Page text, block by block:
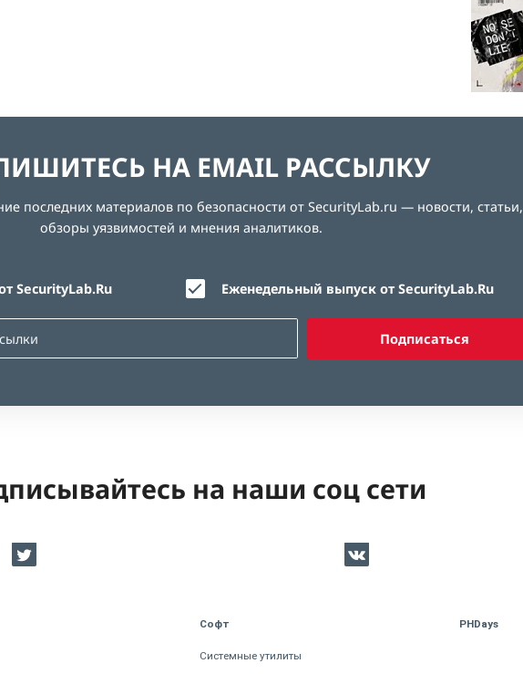
НА EMAIL РАССЫЛКУ
последних материалов по безопасности от SecurityLab.ru — новости, статьи,
обзоры уязвимостей и мнения аналитиков.
SecurityLab.Ru Еженедельный выпуск от SecurityLab.Ru
Подписаться
на наши соц сети
Софт
Системные утилиты
PHDays